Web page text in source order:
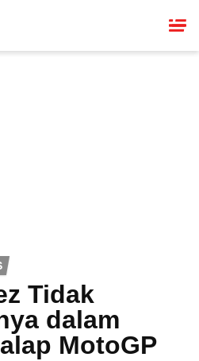
Tidak
dalam
MotoGP